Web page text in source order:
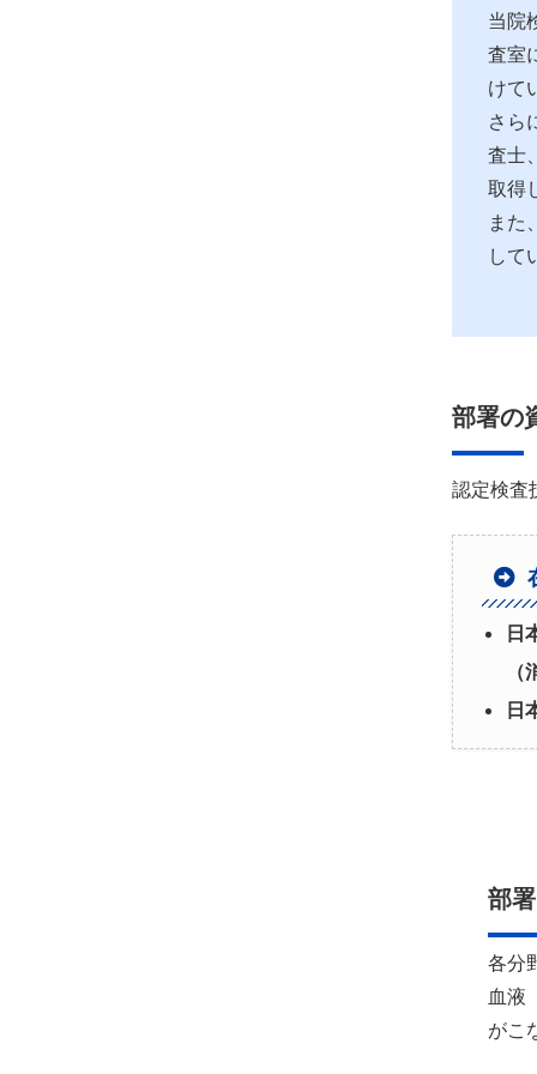
当院
査室
けて
さら
査士
取得
また
して
部署の
認定検査
日
日
部
各分
血
がこ